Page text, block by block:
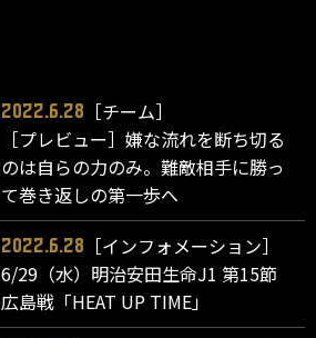
2022.6.28
［チーム］
［プレビュー］嫌な流れを断ち切る
のは自らの力のみ。難敵相手に勝っ
て巻き返しの第一歩へ
2022.6.28
［インフォメーション］
6/29（水）明治安田生命J1 第15節
広島戦「HEAT UP TIME」